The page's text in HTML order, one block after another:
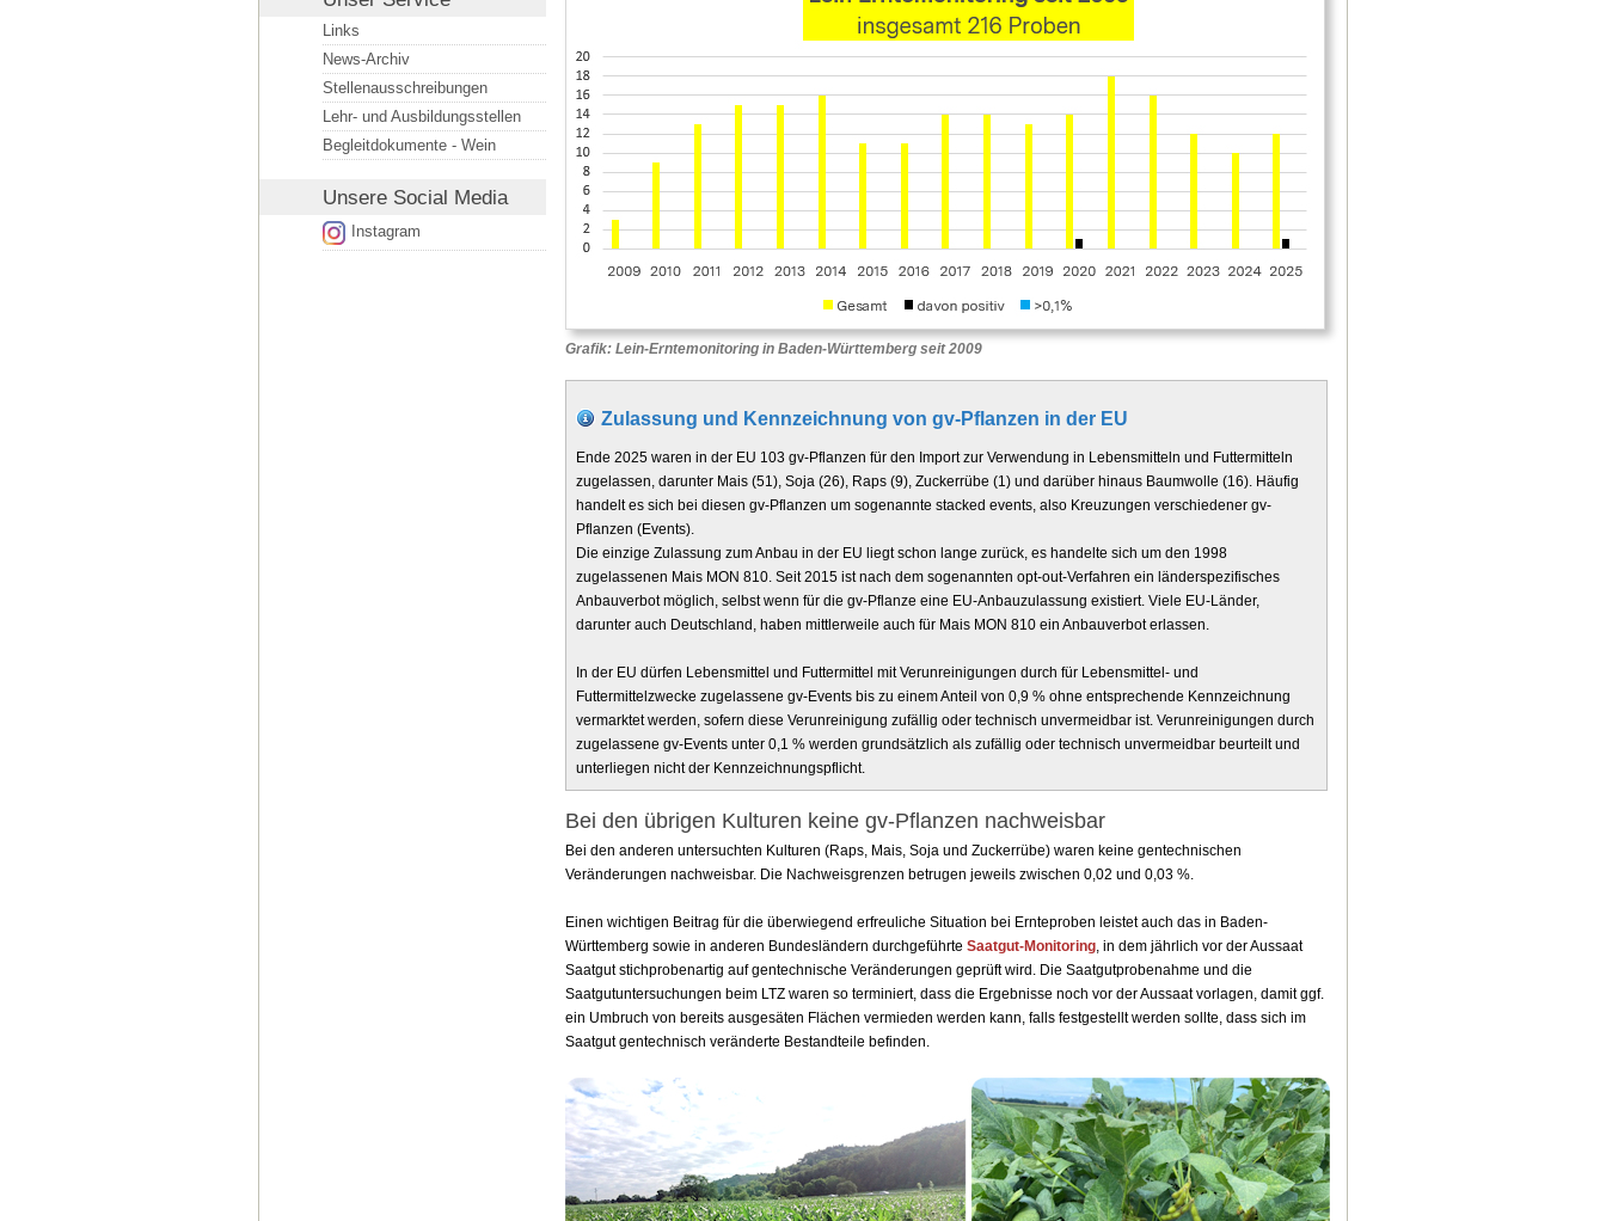
Links
News-Archiv
Stellenausschreibungen
Lehr- und Ausbildungsstellen
Begleitdokumente - Wein
Unsere Social Media
Instagram
Grafik: Lein-Erntemonitoring in Baden-Württemberg seit 2009
Zulassung und Kennzeichnung von gv-Pflanzen in der EU
Ende 2025 waren in der EU 103 gv-Pflanzen für den Import zur Verwendung in Lebensmitteln und Futtermitteln
zugelassen, darunter Mais (51), Soja (26), Raps (9), Zuckerrübe (1) und darüber hinaus Baumwolle (16). Häufig
handelt es sich bei diesen gv-Pflanzen um sogenannte stacked events, also Kreuzungen verschiedener gv-
Pflanzen (Events).
Die einzige Zulassung zum Anbau in der EU liegt schon lange zurück, es handelte sich um den 1998
zugelassenen Mais MON 810. Seit 2015 ist nach dem sogenannten opt-out-Verfahren ein länderspezifisches
Anbauverbot möglich, selbst wenn für die gv-Pflanze eine EU-Anbauzulassung existiert. Viele EU-Länder,
darunter auch Deutschland, haben mittlerweile auch für Mais MON 810 ein Anbauverbot erlassen.
In der EU dürfen Lebensmittel und Futtermittel mit Verunreinigungen durch für Lebensmittel- und
Futtermittelzwecke zugelassene gv-Events bis zu einem Anteil von 0,9 % ohne entsprechende Kennzeichnung
vermarktet werden, sofern diese Verunreinigung zufällig oder technisch unvermeidbar ist. Verunreinigungen durch
zugelassene gv-Events unter 0,1 % werden grundsätzlich als zufällig oder technisch unvermeidbar beurteilt und
unterliegen nicht der Kennzeichnungspflicht.
Bei den übrigen Kulturen keine gv-Pflanzen nachweisbar
Bei den anderen untersuchten Kulturen (Raps, Mais, Soja und Zuckerrübe) waren keine gentechnischen
Veränderungen nachweisbar. Die Nachweisgrenzen betrugen jeweils zwischen 0,02 und 0,03 %.
Einen wichtigen Beitrag für die überwiegend erfreuliche Situation bei Ernteproben leistet auch das in Baden-
Württemberg sowie in anderen Bundesländern durchgeführte Saatgut-Monitoring, in dem jährlich vor der Aussaat
Saatgut stichprobenartig auf gentechnische Veränderungen geprüft wird. Die Saatgutprobenahme und die
Saatgutuntersuchungen beim LTZ waren so terminiert, dass die Ergebnisse noch vor der Aussaat vorlagen, damit ggf.
ein Umbruch von bereits ausgesäten Flächen vermieden werden kann, falls festgestellt werden sollte, dass sich im
Saatgut gentechnisch veränderte Bestandteile befinden.